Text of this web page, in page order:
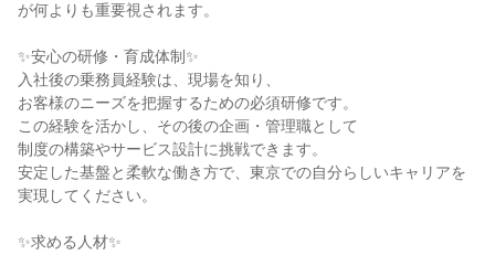
が何よりも重要視されます。
✨安心の研修・育成体制✨
入社後の乗務員経験は、現場を知り、
お客様のニーズを把握するための必須研修です。
この経験を活かし、その後の企画・管理職として
制度の構築やサービス設計に挑戦できます。
安定した基盤と柔軟な働き方で、東京での自分らしいキャリアを
実現してください。
✨求める人材✨